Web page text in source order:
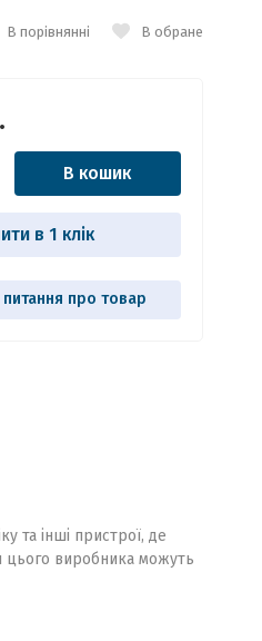
В порівнянні В обране
В кошик
в 1 клік
та інші пристрої, де
цього виробника можуть